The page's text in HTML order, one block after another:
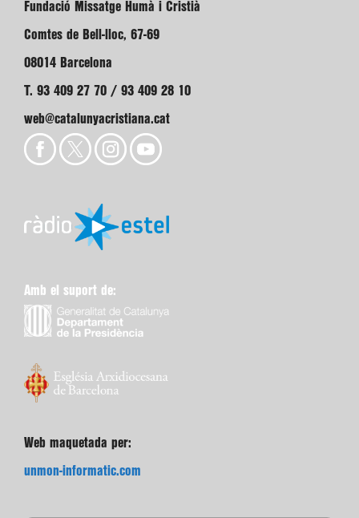
Fundació Missatge Humà i Cristià
Comtes de Bell-lloc, 67-69
08014 Barcelona
T. 93 409 27 70 / 93 409 28 10
web@catalunyacristiana.cat
Amb el suport de:
Web maquetada per:
unmon-informatic.com